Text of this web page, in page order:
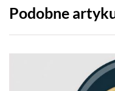
Podobne